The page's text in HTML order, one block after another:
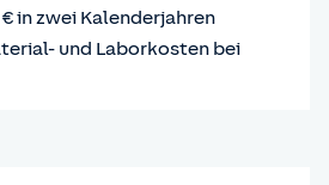
in zwei Kalenderjahren
und Laborkosten bei